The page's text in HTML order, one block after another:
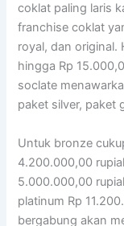
coklat paling laris
franchise coklat
royal, dan original.
hingga Rp
soclate
paket silver, paket
Untuk bronze
4.200.000,00
5.000.000,00
platinum Rp
bergabung akan